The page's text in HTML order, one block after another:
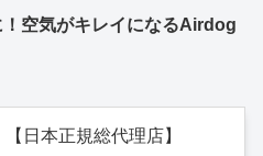
空気がキレイになるAirdog
【日本正規総代理店】